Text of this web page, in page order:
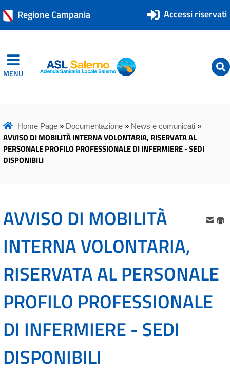
Regione Campania Accessi riservati
MENU ASL Salerno
ASL Salerno
Home Page» Documentazione» News e comunicati»
AVVISO DI MOBILITÀ INTERNA VOLONTARIA, RISERVATA AL
PERSONALE PROFILO PROFESSIONALE DI INFERMIERE - SEDI
DISPONIBILI
AVVISO DI MOBILITÀ
INTERNA VOLONTARIA,
RISERVATA AL PERSONALE
PROFILO PROFESSIONALE
DI INFERMIERE - SEDI
DISPONIBILI